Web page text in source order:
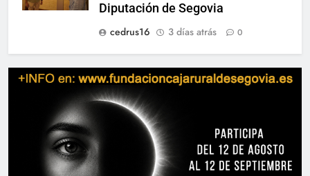
Diputación de Segovia
cedrus16
3 días atrás 0